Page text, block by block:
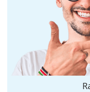
Dĺžka stranice:
Šírka mostíka:
Hmotnosť: